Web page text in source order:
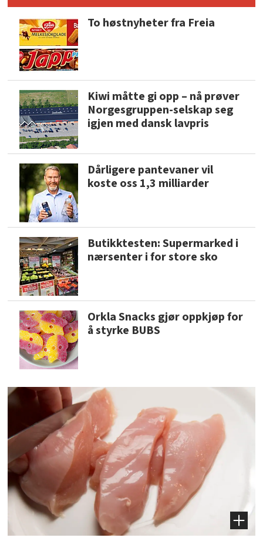
To høstnyheter fra Freia
Kiwi måtte gi opp – nå prøver
Norgesgruppen-selskap seg
igjen med dansk lavpris
Dårligere pantevaner vil
koste oss 1,3 milliarder
Butikktesten: Supermarked i
nærsenter i for store sko
Orkla Snacks gjør oppkjøp for
å styrke BUBS